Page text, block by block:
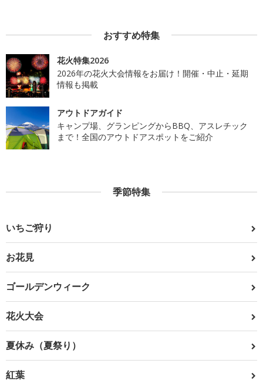
おすすめ特集
花火特集2026
2026年の花火大会情報をお届け！開催・中止・延期
情報も掲載
アウトドアガイド
キャンプ場、グランピングからBBQ、アスレチック
まで！全国のアウトドアスポットをご紹介
季節特集
いちご狩り
お花見
ゴールデンウィーク
花火大会
夏休み（夏祭り）
紅葉